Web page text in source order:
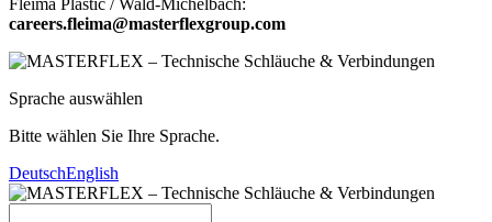
Fleima Plastic / Wald-Michelbach:
careers.fleima@masterflexgroup.com
Sprache auswählen
Bitte wählen Sie Ihre Sprache.
DeutschEnglish